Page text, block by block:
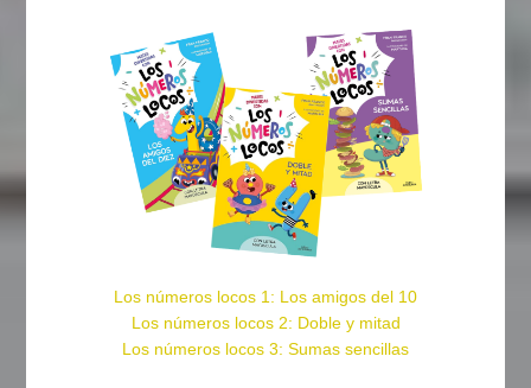
Los números locos 1: Los amigos del 10
Los números locos 2: Doble y mitad
Los números locos 3: Sumas sencillas